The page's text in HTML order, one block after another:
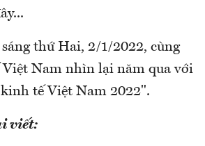
thứ Hai, 2/1/2022, cùng
Nam nhìn lại năm qua với
tế Việt Nam 2022".
viết: